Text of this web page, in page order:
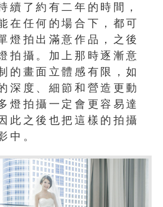
續了約有二年的時間，
在任何的場合下，都可
燈拍出滿意作品，之後
拍攝。加上那時逐漸意
的畫面立體感有限，如
深度、細節和營造更動
燈拍攝一定會更容易達
此之後也把這樣的拍攝
中。